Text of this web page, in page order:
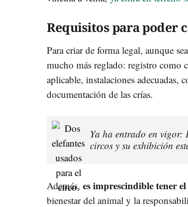
Requisitos para poder
Para criar de forma legal, aunque
mucho más reglado: registro como
aplicable, instalaciones
documentación de las crías.
Ya ha entrado en vigor:
circos y su exhibición
Además, es imprescindible tener
bienestar del animal y la